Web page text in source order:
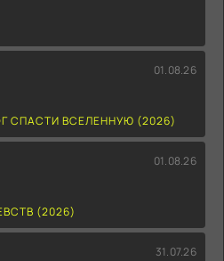
01.08.26
СПАСТИ ВСЕЛЕННУЮ (2026)
01.08.26
(2026)
31.07.26